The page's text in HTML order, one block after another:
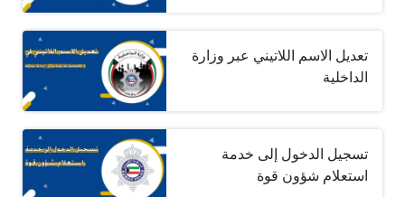
تعديل الاسم اللاتيني عبر وزارة
الداخلية
تسجيل الدخول إلى خدمة
استعلام شؤون قوة